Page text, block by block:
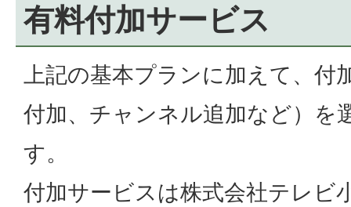
有料付加サービス
上記の基本プランに加えて、付
付加、チャンネル追加など）を
す。
付加サービスは株式会社テレビ